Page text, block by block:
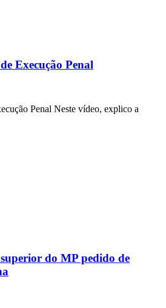
Execução Penal
Penal Neste vídeo, explico a
do MP pedido de